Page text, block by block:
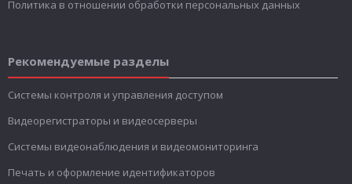
Политика в отношении обработки персональных данных
Рекомендуемые разделы
Системы контроля и управления доступом
Видеорегистраторы и видеосерверы
Системы видеонаблюдения и видеомониторинга
Печать и оформление идентификаторов